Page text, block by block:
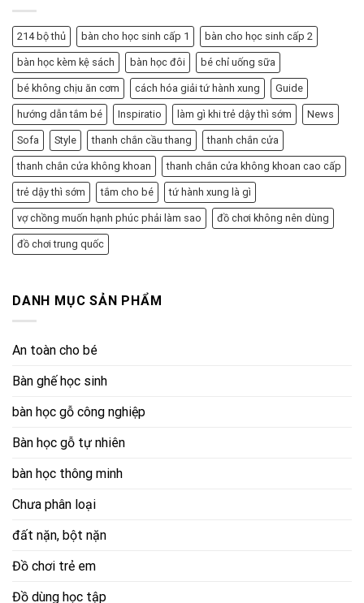
Z
214 bộ thủ bàn cho học sinh cấp 1 bàn cho học sinh cấp 2
bàn học kèm kệ sách bàn học đôi bé chỉ uống sữa
bé không chịu ăn cơm cách hóa giải tứ hành xung Guide
hướng dẫn tắm bé Inspiratio làm gì khi trẻ dậy thì sớm News
Sofa Style thanh chắn cầu thang thanh chắn cửa
thanh chắn cửa không khoan thanh chắn cửa không khoan cao cấp
trẻ dậy thì sớm tắm cho bé tứ hành xung là gì
vợ chồng muốn hạnh phúc phải làm sao đồ chơi không nên dùng
đồ chơi trung quốc
DANH MỤC SẢN PHẨM
An toàn cho bé
Bàn ghế học sinh
bàn học gỗ công nghiệp
Bàn học gỗ tự nhiên
bàn học thông minh
Chưa phân loại
đất nặn, bột nặn
Đồ chơi trẻ em
Đồ dùng học tập